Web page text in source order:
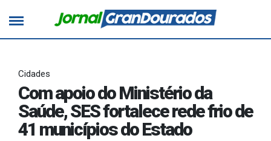
Cidades
Com apoio do Ministério da
Saúde, SES fortalece rede frio de
41 municípios do Estado